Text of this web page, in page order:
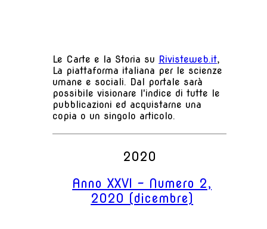
Le Carte e la Storia su Rivisteweb.it,
La piattaforma italiana per le scienze
umane e sociali. Dal portale sarà
possibile visionare l'indice di tutte le
pubblicazioni ed acquistarne una
copia o un singolo articolo.
2020
Anno XXVI - Numero 2,
2020 (dicembre)